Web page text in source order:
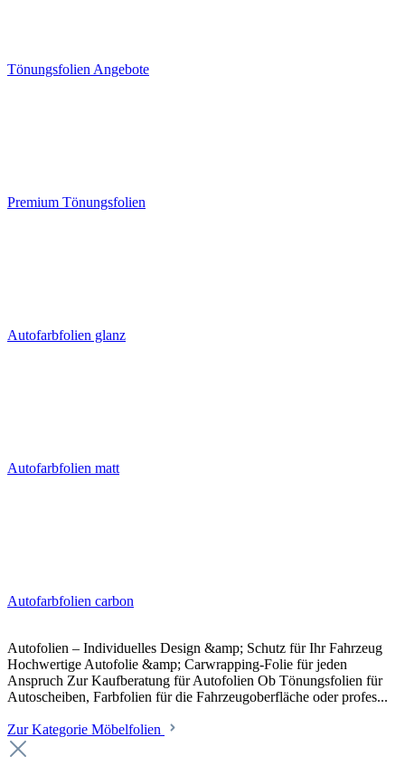
Tönungsfolien Angebote
Premium Tönungsfolien
Autofarbfolien glanz
Autofarbfolien matt
Autofarbfolien carbon
Autofolien – Individuelles Design &amp; Schutz für Ihr Fahrzeug
Hochwertige Autofolie &amp; Carwrapping-Folie für jeden
Anspruch Zur Kaufberatung für Autofolien Ob Tönungsfolien für
Autoscheiben, Farbfolien für die Fahrzeugoberfläche oder profes...
Zur Kategorie Möbelfolien